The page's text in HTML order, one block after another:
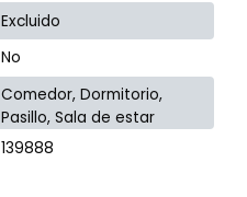
Excluido
No
Comedor, Dormitorio,
Pasillo, Sala de estar
139888